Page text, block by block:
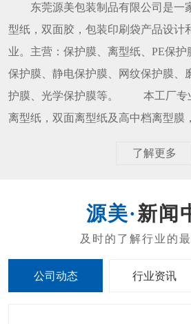
东莞源美包装制品有限公司是一
型纸，双面胶，包装印刷袋产品设计
业。主营：保护膜、离型纸、PE保护
保护膜、静电保护膜、网纹保护膜、
护膜、光学保护膜等。 本工厂专
离型纸，双面离型纸及高中档离型膜
了解更多
新闻
公司动态 行业资讯